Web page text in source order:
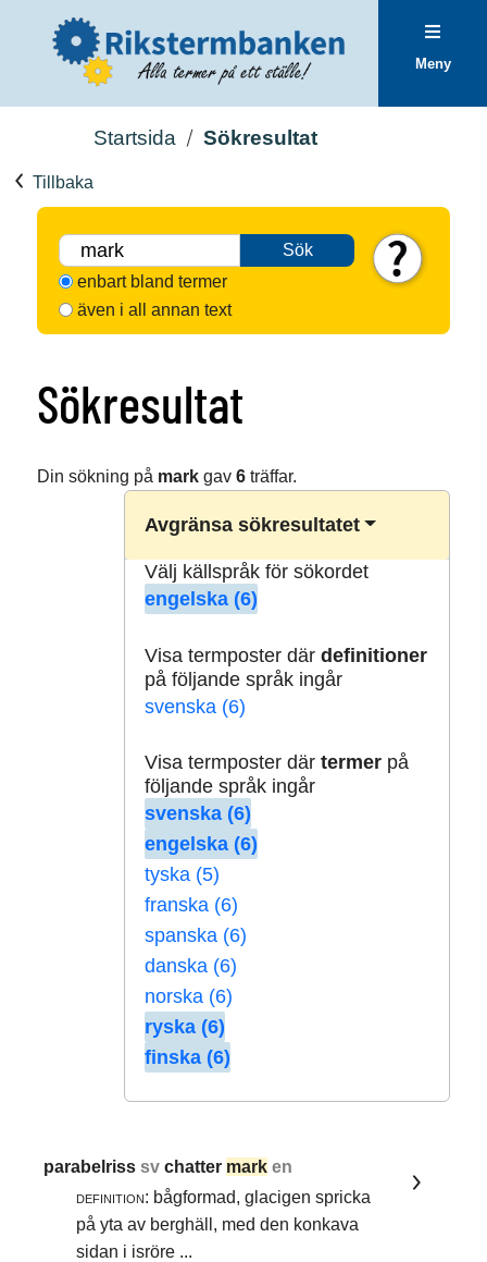
Meny
Startsida Sökresultat
Tillbaka
Sök
enbart bland termer
även i all annan text
Sökresultat
Din sökning på markgav 6träffar.
Avgränsa sökresultatet
Välj källspråk för sökordet
engelska (6)
Visa termposter där definitioner
på följande språk ingår
svenska (6)
Visa termposter där termerpå
följande språk ingår
svenska (6)
engelska (6)
tyska (5)
franska (6)
spanska (6)
danska (6)
norska (6)
ryska (6)
finska (6)
parabelrisssvchatter mark en
definition: bågformad, glacigen spricka
på yta av berghäll, med den konkava
sidan i isröre ...